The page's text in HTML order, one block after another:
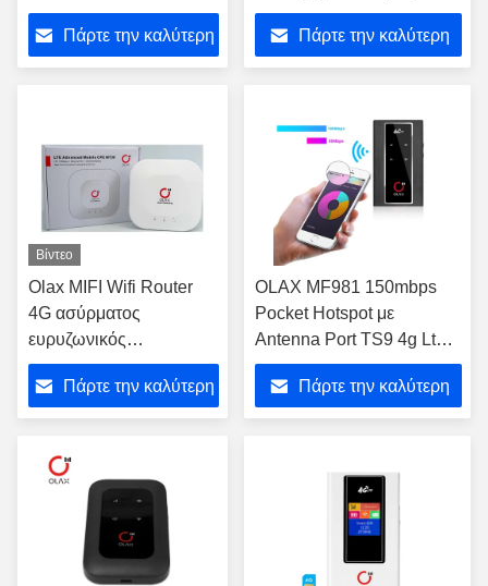
μπαταρία για την
περιοχή της Μέσης
Ανατολής Ιράκ Αμερική
Πάρτε την καλύτερη
Hotspot Mobile Wifi6 Esim
κάρτα Vsim
Πάρτε την καλύτερη
Βίντεο
Olax MIFI Wifi Router
4G ασύρματος
ευρυζωνικός
μετατροπέας δεδομένων
με ολοκληρωμένες
δυνατότητες
πρόσβαση LAN MT30
Πάρτε την καλύτερη
OLAX MF981 150mbps
Pocket Hotspot με
Antenna Port TS9 4g Lte
Wifi Router Μίνι Wifi
MobileΠάρτε την καλύτερη